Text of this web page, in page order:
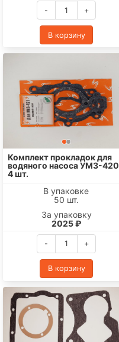
- +
В корзину
Комплект прокладок для
водяного насоса УМЗ-420
4 шт.
В упаковке
50 шт.
За упаковку
2025 ₽
- +
В корзину